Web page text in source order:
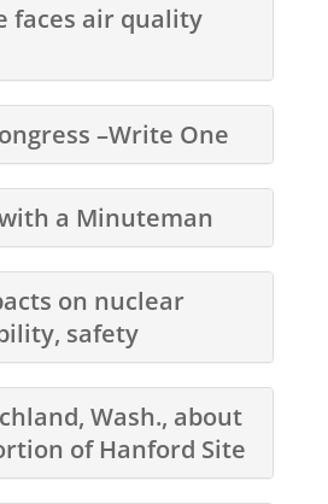
faces air quality
–Write One
a Minuteman
on nuclear
safety
Wash., about
of Hanford Site